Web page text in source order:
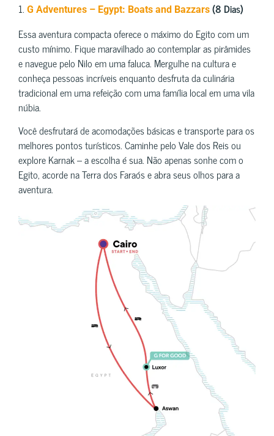
1. G Adventures – Egypt: Boats and Bazzars (8 Dias)
Essa aventura compacta oferece o máximo do Egito com um
custo mínimo. Fique maravilhado ao contemplar as pirâmides
e navegue pelo Nilo em uma faluca. Mergulhe na cultura e
conheça pessoas incríveis enquanto desfruta da culinária
tradicional em uma refeição com uma família local em uma vila
núbia.
Você desfrutará de acomodações básicas e transporte para os
melhores pontos turísticos. Caminhe pelo Vale dos Reis ou
explore Karnak – a escolha é sua. Não apenas sonhe com o
Egito, acorde na Terra dos Faraós e abra seus olhos para a
aventura.